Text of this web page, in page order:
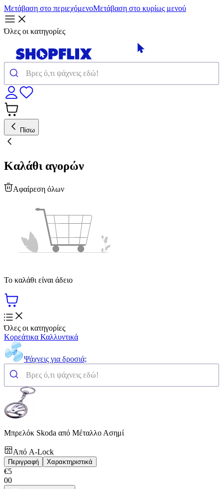
Μετάβαση στο περιεχόμενοΜετάβαση στο κυρίως μενού
Όλες οι κατηγορίες
Πίσω
Καλάθι αγορών
Αφαίρεση όλων
Το καλάθι είναι άδειο
Όλες οι κατηγορίες
Κορεάτικα Καλλυντικά
Ψάχνεις για δροσιά;
Μπρελόκ Skoda από Μέταλλο Ασημί
Από A-Lock
Περιγραφή Χαρακτηριστικά
€5
00